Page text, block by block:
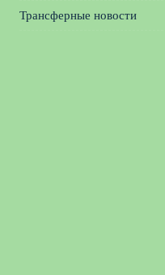
Трансферные новости